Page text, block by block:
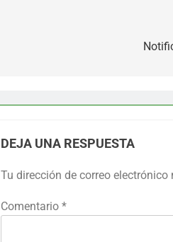
DEJA UNA RESPUESTA
Tu dirección de correo electrónico
Comentario *